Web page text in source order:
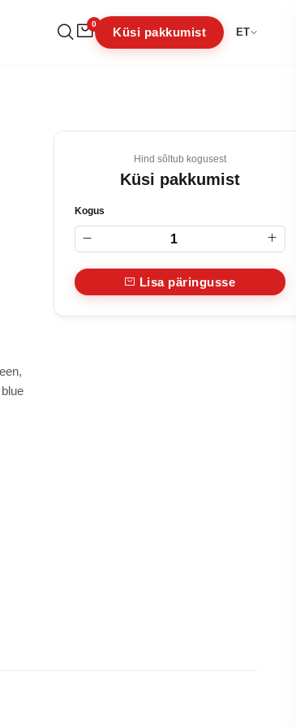
0
Küsi pakkumist ET
Hind sõltub kogusest
Küsi pakkumist
Kogus
Lisa päringusse